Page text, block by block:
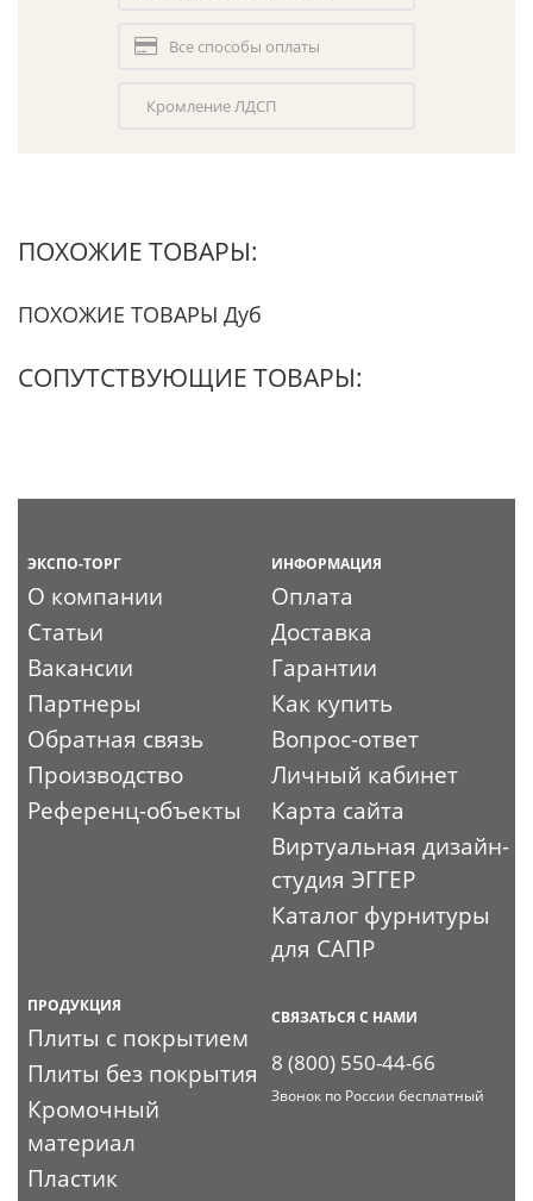
Все способы оплаты
Кромление ЛДСП
ПОХОЖИЕ ТОВАРЫ:
ПОХОЖИЕ ТОВАРЫ Дуб
СОПУТСТВУЮЩИЕ ТОВАРЫ:
ЭКСПО-ТОРГ
О компании
Статьи
Вакансии
Партнеры
Обратная связь
Производство
Референц-объекты
ИНФОРМАЦИЯ
Оплата
Доставка
Гарантии
Как купить
Вопрос-ответ
Личный кабинет
Карта сайта
Виртуальная дизайн-
студия ЭГГЕР
Каталог фурнитуры
для САПР
ПРОДУКЦИЯ
Плиты с покрытием
Плиты без покрытия
Кромочный
материал
Пластик
СВЯЗАТЬСЯ С НАМИ
8 (800) 550-44-66
Звонок по России бесплатный